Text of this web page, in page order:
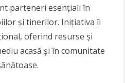
parteneri esențiali în
și tinerilor. Inițiativa îi
oferind resurse și
acasă și în comunitate